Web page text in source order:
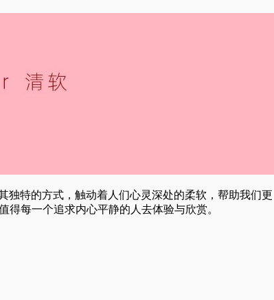
独特的方式，触动着人们心灵深处的柔软，帮助我们更
得每一个追求内心平静的人去体验与欣赏。